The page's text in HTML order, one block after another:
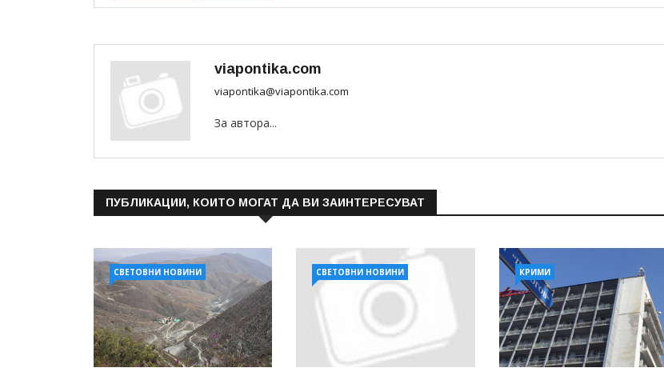
viapontika.com
viapontika@viapontika.com
За автора...
ПУБЛИКАЦИИ, КОИТО МОГАТ ДА ВИ ЗАИНТЕРЕСУВАТ
СВЕТОВНИ НОВИНИ СВЕТОВНИ НОВИНИ КРИМИ